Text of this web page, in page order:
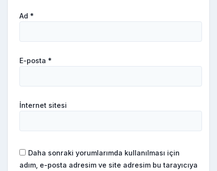
Ad *
E-posta *
İnternet sitesi
Daha sonraki yorumlarımda kullanılması için
adım, e-posta adresim ve site adresim bu tarayıcıya